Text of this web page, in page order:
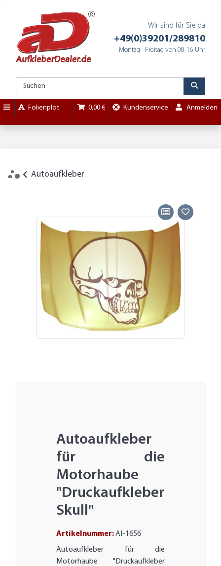
Wir sind für Sie da
+49(0)39201/289810
Montag - Freitag von 08-16 Uhr
Folienplot 0,00 € Kundenservice Anmelden
Autoaufkleber
Autoaufkleber
für die
Motorhaube
"Druckaufkleber
Skull"
Artikelnummer:AI-1656
Autoaufkleber für die
Motorhaube "Druckaufkleber